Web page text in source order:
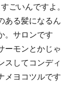
ごいんですよ。
ある髪になるん
。サロンです
ーモンとかじゃ
スしてコンディ
メヨコツルです